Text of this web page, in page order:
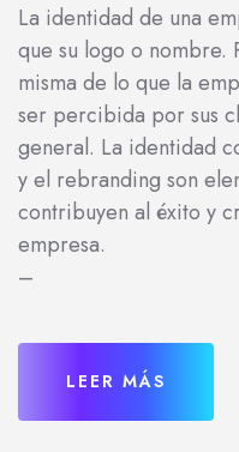
La identidad de una
que su logo o nombre.
misma de lo que la
ser percibida por sus
general. La identidad
y el rebranding son
contribuyen al éxito y
empresa.
–
LEER MÁS